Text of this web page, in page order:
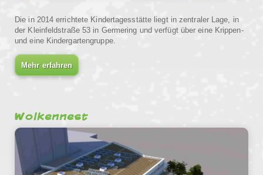
Die in 2014 errichtete Kindertagesstätte liegt in zentraler Lage, in
der Kleinfeldstraße 53 in Germering und verfügt über eine Krippen-
und eine Kindergartengruppe.
Mehr erfahren
Wolkennest